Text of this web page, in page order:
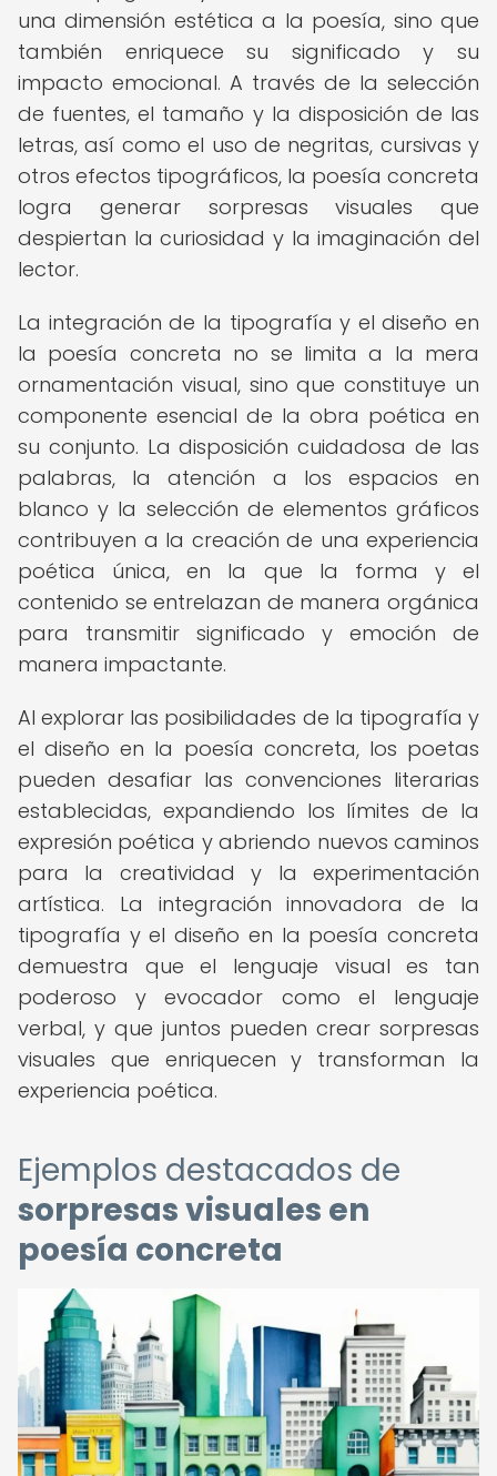
una dimensión estética a la poesía, sino que
también enriquece su significado y su
impacto emocional. A través de la selección
de fuentes, el tamaño y la disposición de las
letras, así como el uso de negritas, cursivas y
otros efectos tipográficos, la poesía concreta
logra generar sorpresas visuales que
despiertan la curiosidad y la imaginación del
lector.
La integración de la tipografía y el diseño en
la poesía concreta no se limita a la mera
ornamentación visual, sino que constituye un
componente esencial de la obra poética en
su conjunto. La disposición cuidadosa de las
palabras, la atención a los espacios en
blanco y la selección de elementos gráficos
contribuyen a la creación de una experiencia
poética única, en la que la forma y el
contenido se entrelazan de manera orgánica
para transmitir significado y emoción de
manera impactante.
Al explorar las posibilidades de la tipografía y
el diseño en la poesía concreta, los poetas
pueden desafiar las convenciones literarias
establecidas, expandiendo los límites de la
expresión poética y abriendo nuevos caminos
para la creatividad y la experimentación
artística. La integración innovadora de la
tipografía y el diseño en la poesía concreta
demuestra que el lenguaje visual es tan
poderoso y evocador como el lenguaje
verbal, y que juntos pueden crear sorpresas
visuales que enriquecen y transforman la
experiencia poética.
Ejemplos destacados de
sorpresas visuales en
poesía concreta